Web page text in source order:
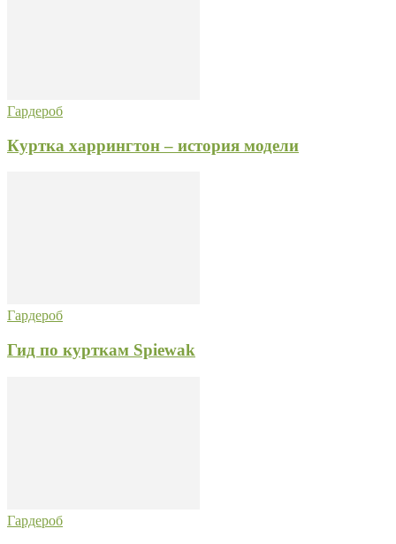
Гардероб
Куртка харрингтон – история модели
Гардероб
Гид по курткам Spiewak
Гардероб